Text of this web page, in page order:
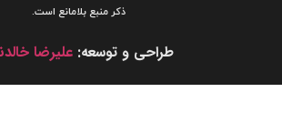
ذکر منبع بلامانع است.
طراحی و توسعه:علیرضا خالدنژاد